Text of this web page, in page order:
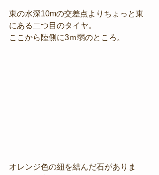
東の水深10mの交差点よりちょっと東
にある二つ目のタイヤ。
ここから陸側に3ｍ弱のところ。
オレンジ色の紐を結んだ石がありま